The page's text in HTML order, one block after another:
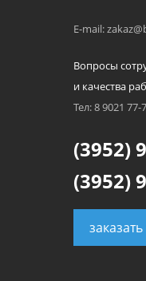
E-mail:
Вопросы
и качества
Тел: 8 9021 77-
(3952)
(3952)